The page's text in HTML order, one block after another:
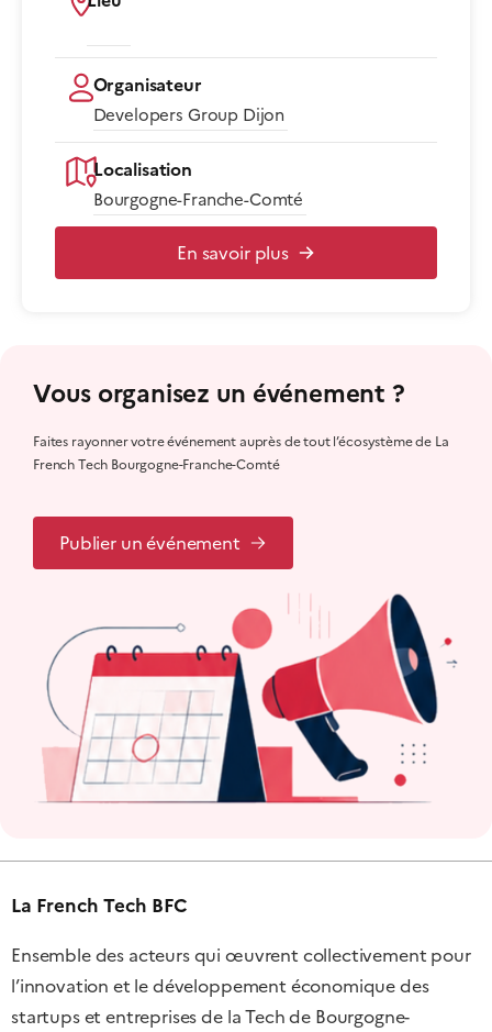
Organisateur
Developers Group Dijon
Localisation
Bourgogne-Franche-Comté
En savoir plus
Vous organisez un événement ?
Faites rayonner votre événement auprès de tout l’écosystème de La
French Tech Bourgogne-Franche-Comté
Publier un événement
La French Tech BFC
Ensemble des acteurs qui œuvrent collectivement pour
l’innovation et le développement économique des
startups et entreprises de la Tech de Bourgogne-